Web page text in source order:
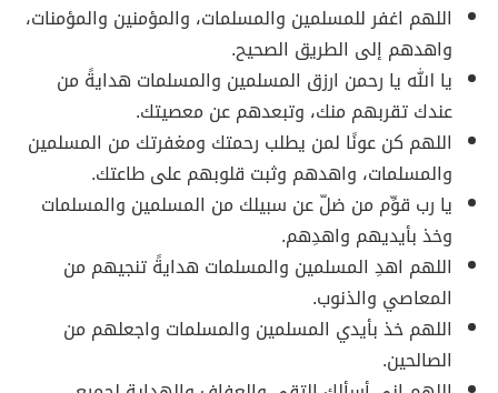
اللهم اغفر للمسلمين والمسلمات، والمؤمنين والمؤمنات،
واهدهم إلى الطريق الصحيح.
يا الله يا رحمن ارزق المسلمين والمسلمات هدايةً من
عندك تقربهم منك، وتبعدهم عن معصيتك.
اللهم كن عونًا لمن يطلب رحمتك ومغفرتك من المسلمين
والمسلمات، واهدهم وثبت قلوبهم على طاعتك.
يا رب قوِّم من ضلّ عن سبيلك من المسلمين والمسلمات
وخذ بأيديهم واهدِهم.
اللهم اهدِ المسلمين والمسلمات هدايةً تنجيهم من
المعاصي والذنوب.
اللهم خذ بأيدي المسلمين والمسلمات واجعلهم من
الصالحين.